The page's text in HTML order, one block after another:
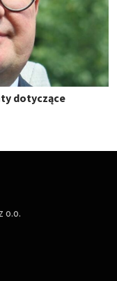
dotyczące
o.o.